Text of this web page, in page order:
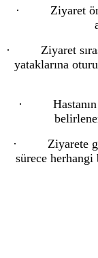
· Ziyaret
· Ziyaret
yataklarına
· Hastanın
· Ziyarete
sürece